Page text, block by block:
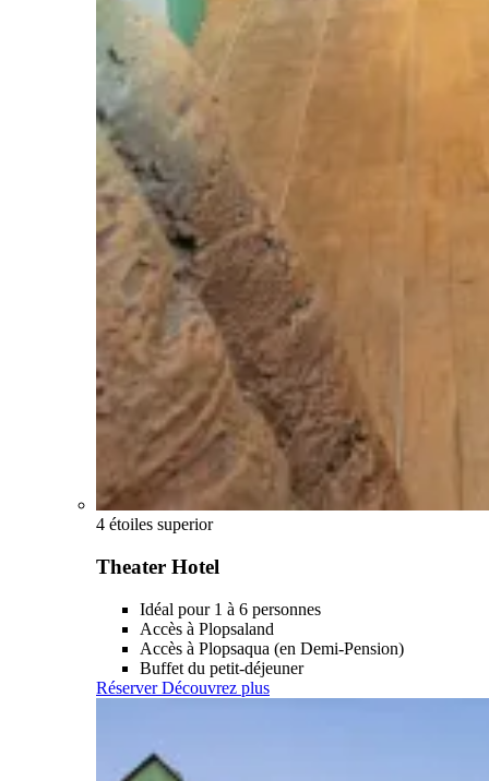
4 étoiles superior
Theater Hotel
Idéal pour 1 à 6 personnes
Accès à Plopsaland
Accès à Plopsaqua (en Demi-Pension)
Buffet du petit-déjeuner
Réserver Découvrez plus